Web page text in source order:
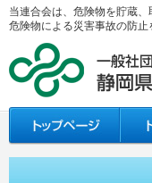
当連合会は、危険物を貯蔵
危険物による災害事故の防